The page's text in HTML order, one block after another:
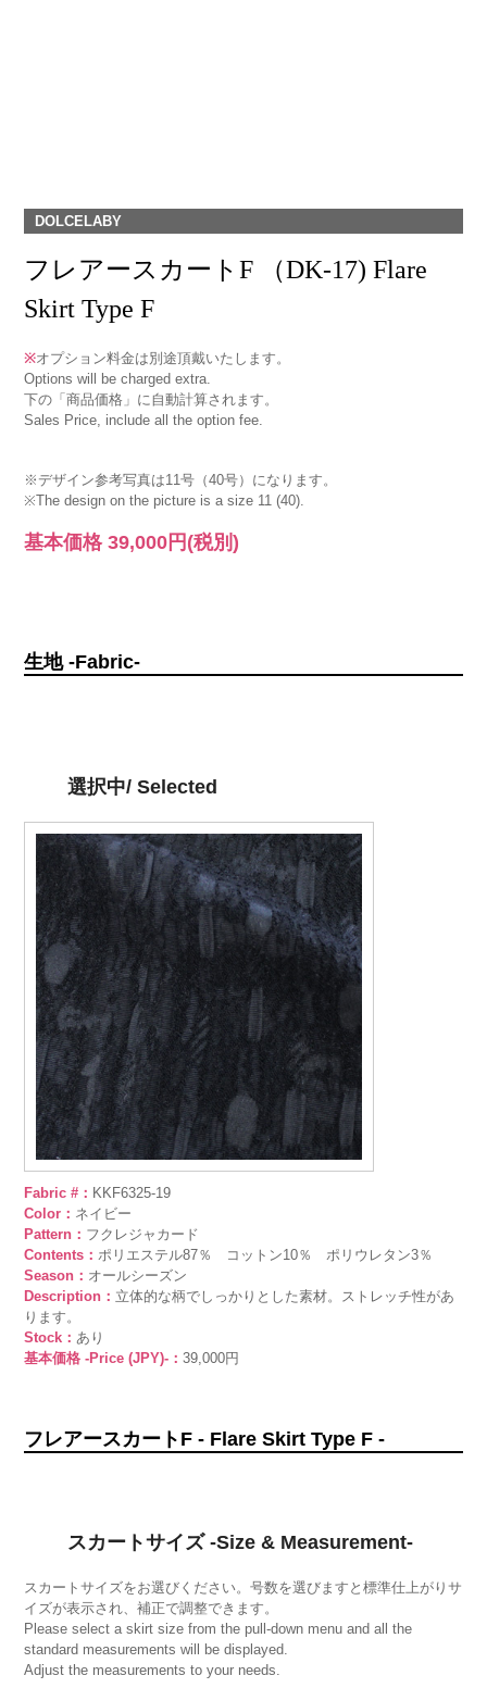
DOLCELABY
フレアースカートF （DK-17) Flare
Skirt Type F
※オプション料金は別途頂戴いたします。
Options will be charged extra.
下の「商品価格」に自動計算されます。
Sales Price, include all the option fee.
※デザイン参考写真は11号（40号）になります。
※The design on the picture is a size 11 (40).
基本価格39,000円 (税別)
生地 -Fabric-
選択中/ Selected
Fabric #： KKF6325-19
Color： ネイビー
Pattern： フクレジャカード
Contents：ポリエステル87％ コットン10％ ポリウレタン3％
Season： オールシーズン
Description： 立体的な柄でしっかりとした素材。ストレッチ性があ
ります。
Stock：あり
基本価格 -Price (JPY)-：39,000円
フレアースカートF - Flare Skirt Type F -
スカートサイズ -Size & Measurement-
スカートサイズをお選びください。号数を選びますと標準仕上がりサ
イズが表示され、補正で調整できます。
Please select a skirt size from the pull-down menu and all the
standard measurements will be displayed.
Adjust the measurements to your needs.